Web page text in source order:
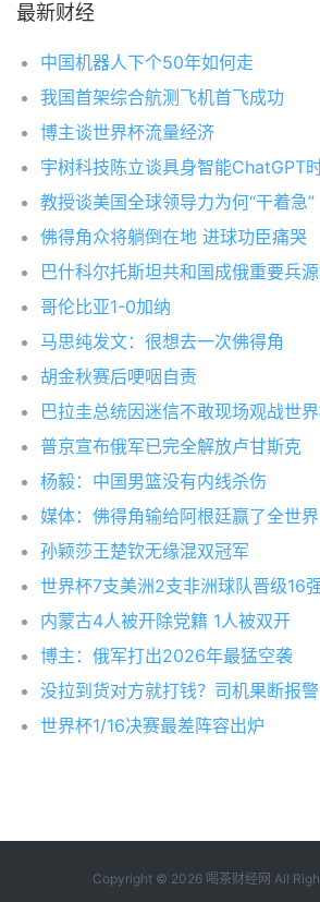
最新财经
中国机器人下个50年如何走
我国首架综合航测飞机首飞成功
博主谈世界杯流量经济
宇树科技陈立谈具身智能ChatGPT
教授谈美国全球领导力为何“干着急”
佛得角众将躺倒在地 进球功臣痛哭
巴什科尔托斯坦共和国成俄重要兵
哥伦比亚1-0加纳
马思纯发文：很想去一次佛得角
胡金秋赛后哽咽自责
巴拉圭总统因迷信不敢现场观战世
普京宣布俄军已完全解放卢甘斯克
杨毅：中国男篮没有内线杀伤
媒体：佛得角输给阿根廷赢了全世界
孙颖莎王楚钦无缘混双冠军
世界杯7支美洲2支非洲球队晋级16
内蒙古4人被开除党籍 1人被双开
博主：俄军打出2026年最猛空袭
没拉到货对方就打钱？司机果断报警
世界杯1/16决赛最差阵容出炉
Copyright © 2026 喝茶财经网 All